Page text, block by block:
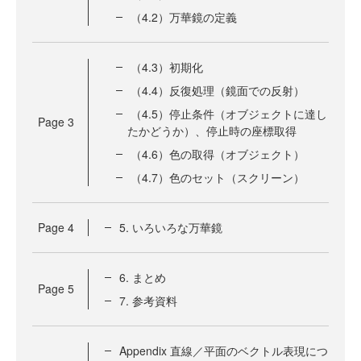
（4.2）万華鏡の定義
Page 3
（4.3）初期化
（4.4）反復処理（鏡面での反射）
（4.5）停止条件（オブジェクトに達し
たかどうか）、停止時の座標取得
（4.6）色の取得（オブジェクト）
（4.7）色のセット（スクリーン）
Page 4 5. いろいろな万華鏡
Page 5
6. まとめ
7. 参考資料
Appendix 直線／平面のベクトル表現につ